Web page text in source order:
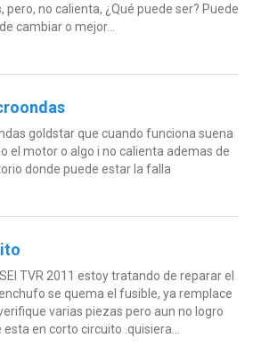
pero, no calienta, ¿Qué puede ser? Puede
cambiar o mejor...
goldstar que cuando funciona suena
el motor o algo i no calienta ademas de
donde puede estar la falla
TVR 2011 estoy tratando de reparar el
se quema el fusible, ya remplace
varias piezas pero aun no logro
en corto circuito .quisiera...